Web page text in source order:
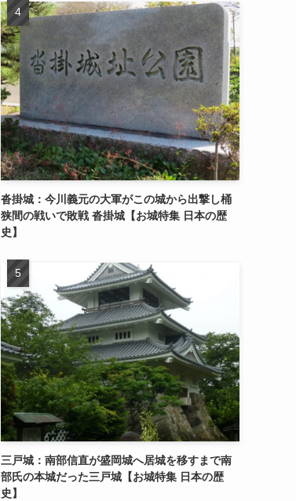
沓掛城：今川義元の大軍がこの城から出撃し桶
狭間の戦いで敗戦 沓掛城【お城特集 日本の歴
史】
三戸城：南部信直が盛岡城へ居城を移すまで南
部氏の本城だった三戸城【お城特集 日本の歴
史】